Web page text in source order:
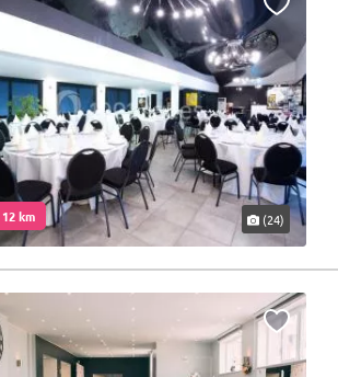
km (24)